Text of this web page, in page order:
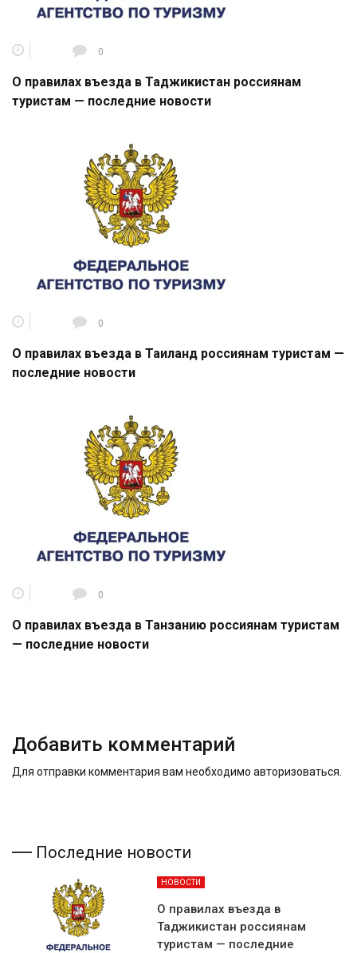
0
О правилах въезда в Таджикистан россиянам
туристам — последние новости
0
О правилах въезда в Таиланд россиянам туристам —
последние новости
0
О правилах въезда в Танзанию россиянам туристам
— последние новости
Добавить комментарий
Для отправки комментария вам необходимо авторизоваться
Последние новости
НОВОСТИ
О правилах въезда в
Таджикистан россиянам
туристам — последние